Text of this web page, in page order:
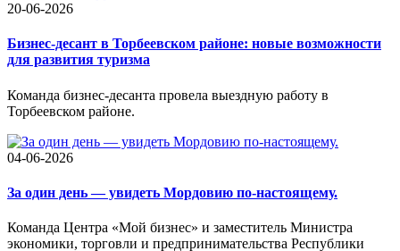
20-06-2026
Бизнес-десант в Торбеевском районе: новые возможности
для развития туризма
Команда бизнес-десанта провела выездную работу в
Торбеевском районе.
04-06-2026
За один день — увидеть Мордовию по-настоящему.
Команда Центра «Мой бизнес» и заместитель Министра
экономики, торговли и предпринимательства Республики